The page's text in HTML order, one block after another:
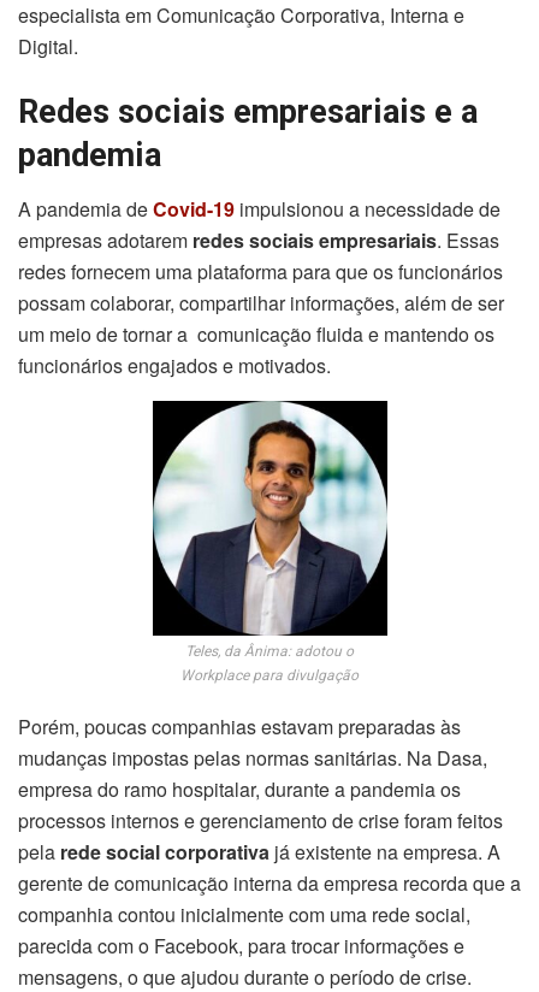
especialista em Comunicação Corporativa, Interna e
Digital.
Redes sociais empresariais e a
pandemia
A pandemia deCovid-19 impulsionou a necessidade de
empresas adotarem redes sociais empresariais. Essas
redes fornecem uma plataforma para que os funcionários
possam colaborar, compartilhar informações, além de ser
um meio de tornar a comunicação fluida e mantendo os
funcionários engajados e motivados.
Teles, da Ânima: adotou o
Workplace para divulgação
Porém, poucas companhias estavam preparadas às
mudanças impostas pelas normas sanitárias. Na Dasa,
empresa do ramo hospitalar, durante a pandemia os
processos internos e gerenciamento de crise foram feitos
pela rede social corporativa já existente na empresa. A
gerente de comunicação interna da empresa recorda que a
companhia contou inicialmente com uma rede social,
parecida com o Facebook, para trocar informações e
mensagens, o que ajudou durante o período de crise.